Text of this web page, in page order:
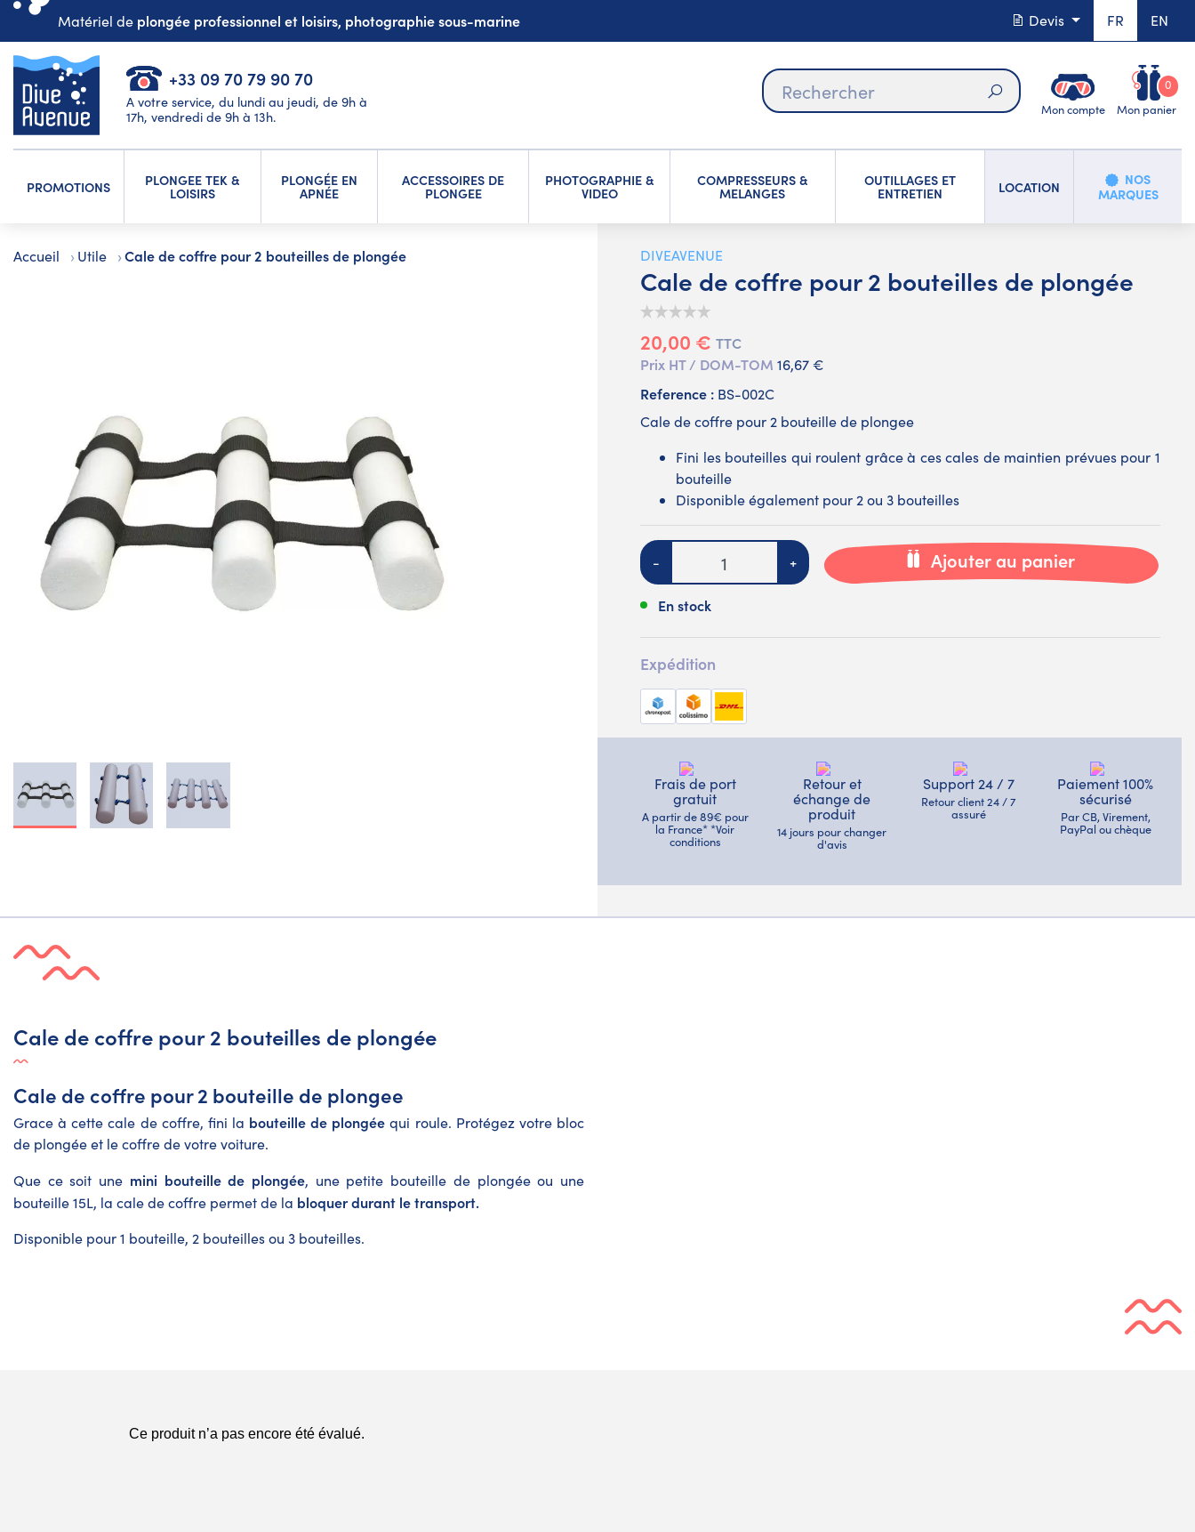
Matériel de plongée professionnel et loisirs, photographie sous-marine Devis FR EN
+33 09 70 79 90 70
A votre service, du lundi au jeudi, de 9h à
17h, vendredi de 9h à 13h.
Rechercher
Mon compte Mon panier
0
PROMOTIONS PLONGEE TEK &
LOISIRS
PLONGÉE EN
APNÉE
ACCESSOIRES DE
PLONGEE
PHOTOGRAPHIE &
VIDEO
COMPRESSEURS &
MELANGES
OUTILLAGES ET
ENTRETIEN LOCATION
NOS
MARQUES
Accueil Utile Cale de coffre pour 2 bouteilles de plongée DIVEAVENUE
Cale de coffre pour 2 bouteilles de plongée
20,00 € TTC
Prix HT / DOM-TOM 16,67 €
Reference : BS-002C
Cale de coffre pour 2 bouteille de plongee
Fini les bouteilles qui roulent grâce à ces cales de maintien prévues pour 1
bouteille
Disponible également pour 2 ou 3 bouteilles
Quantité
- + Ajouter au panier
En stock
Expédition
Frais de port
gratuit
A partir de 89€ pour
la France* *Voir
conditions
Retour et
échange de
produit
14 jours pour changer
d'avis
Support 24 / 7
Retour client 24 / 7
assuré
Paiement 100%
sécurisé
Par CB, Virement,
PayPal ou chèque
Cale de coffre pour 2 bouteilles de plongée
Cale de coffre pour 2 bouteille de plongee
Grace à cette cale de coffre, fini la bouteille de plongée qui roule. Protégez votre bloc
de plongée et le coffre de votre voiture.
Que ce soit une mini bouteille de plongée, une petite bouteille de plongée ou une
bouteille 15L, la cale de coffre permet de la bloquer durant le transport.
Disponible pour 1 bouteille, 2 bouteilles ou 3 bouteilles.